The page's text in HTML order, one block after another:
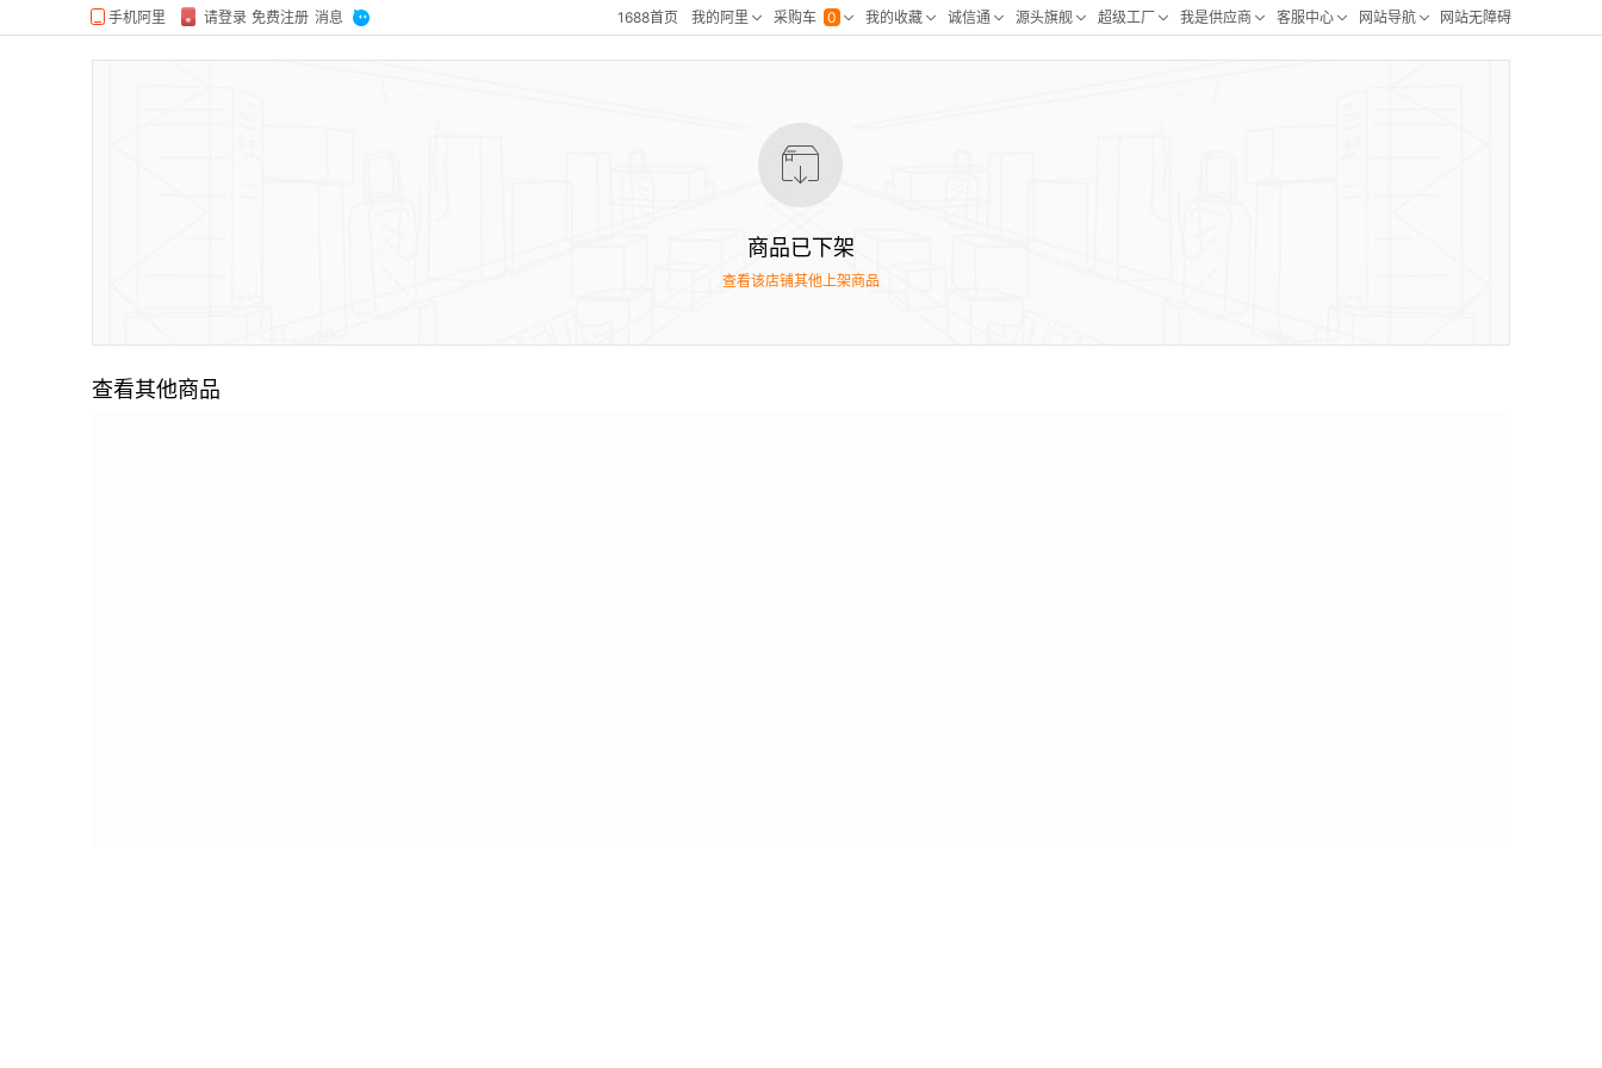
商品已下架
查看该店铺其他上架商品
查看其他商品